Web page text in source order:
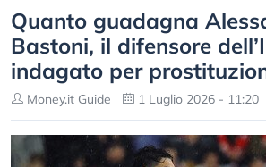
Quanto guadagna
Bastoni, il difensore
indagato per
Money.it Guide 1 Luglio 2026 - 11:20